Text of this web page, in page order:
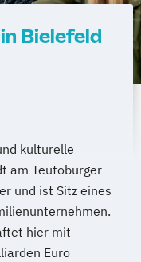
Bielefeld
kulturelle
am Teutoburger
und ist Sitz eines
hier mit
Euro